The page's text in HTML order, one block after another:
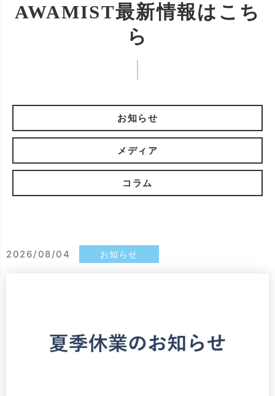
AWAMIST最新情報はこち
ら
お知らせ
メディア
コラム
2026/08/04 お知らせ